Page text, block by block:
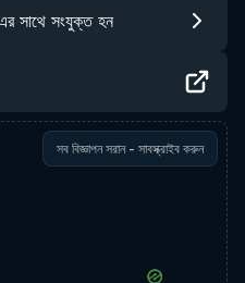
সাথে সংযুক্ত হন
সব বিজ্ঞাপন সরান - সাবস্ক্রাইব করুন